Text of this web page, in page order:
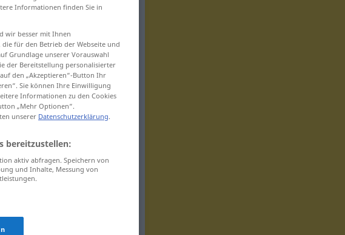
Informationen finden Sie in
wir besser mit Ihnen
für den Betrieb der Webseite und
Grundlage unserer Vorauswahl
der Bereitstellung personalisierter
den „Akzeptieren“-Button Ihr
Sie können Ihre Einwilligung
Informationen zu den Cookies
„Mehr Optionen“.
unserer Datenschutzerklärung.
bereitzustellen:
aktiv abfragen. Speichern von
und Inhalte, Messung von